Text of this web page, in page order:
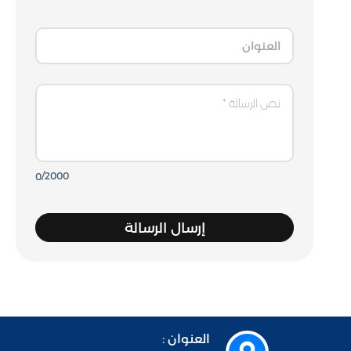
العنوان
نص الرسالة
0/2000
إرسال الرسالة
العنوان :